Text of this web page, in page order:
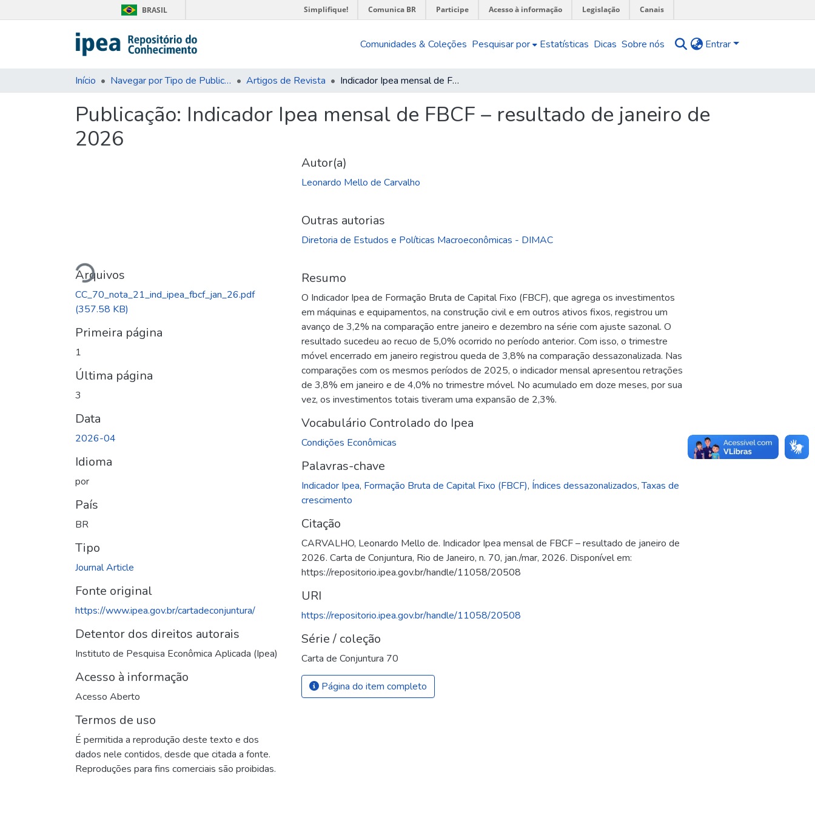
BRASIL Simplifique! Comunica BR Participe Acesso à informação Legislação Canais
Comunidades & Coleções Pesquisar por Estatísticas Dicas Sobre nós Entrar
Início Navegar por Tipo de Publicação Artigos de Revista Indicador Ipea mensal de FBCF – resultado de janeiro de 2026
Publicação: Indicador Ipea mensal de FBCF – resultado de janeiro de
2026
Carregando...
Arquivos
CC_70_nota_21_ind_ipea_fbcf_jan_26.pdf
(357.58 KB)
Primeira página
1
Última página
3
Data
2026-04
Idioma
por
País
BR
Tipo
Journal Article
Fonte original
https://www.ipea.gov.br/cartadeconjuntura/
Detentor dos direitos autorais
Instituto de Pesquisa Econômica Aplicada (Ipea)
Acesso à informação
Acesso Aberto
Termos de uso
É permitida a reprodução deste texto e dos
dados nele contidos, desde que citada a fonte.
Reproduções para fins comerciais são proibidas.
Autor(a)
Leonardo Mello de Carvalho
Outras autorias
Diretoria de Estudos e Políticas Macroeconômicas - DIMAC
Resumo
O Indicador Ipea de Formação Bruta de Capital Fixo (FBCF), que agrega os investimentos
em máquinas e equipamentos, na construção civil e em outros ativos fixos, registrou um
avanço de 3,2% na comparação entre janeiro e dezembro na série com ajuste sazonal. O
resultado sucedeu ao recuo de 5,0% ocorrido no período anterior. Com isso, o trimestre
móvel encerrado em janeiro registrou queda de 3,8% na comparação dessazonalizada. Nas
comparações com os mesmos períodos de 2025, o indicador mensal apresentou retrações
de 3,8% em janeiro e de 4,0% no trimestre móvel. No acumulado em doze meses, por sua
vez, os investimentos totais tiveram uma expansão de 2,3%.
Vocabulário Controlado do Ipea
Condições Econômicas
Palavras-chave
Indicador Ipea, Formação Bruta de Capital Fixo (FBCF), Índices dessazonalizados,Taxas de
crescimento
Citação
CARVALHO, Leonardo Mello de. Indicador Ipea mensal de FBCF – resultado de janeiro de
2026. Carta de Conjuntura, Rio de Janeiro, n. 70, jan./mar, 2026. Disponível em:
https://repositorio.ipea.gov.br/handle/11058/20508
URI
https://repositorio.ipea.gov.br/handle/11058/20508
Série / coleção
Carta de Conjuntura 70
Página do item completo